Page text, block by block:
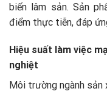
biến lâm sản. Sản
điểm thực tiễn, đáp
Hiệu suất làm việc
nghiệt
Môi trường ngành